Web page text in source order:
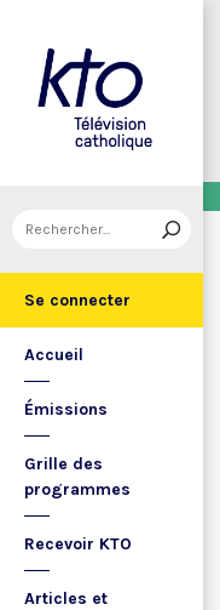
Se connecter
Accueil
Émissions
Grille des
programmes
Recevoir KTO
Articles et